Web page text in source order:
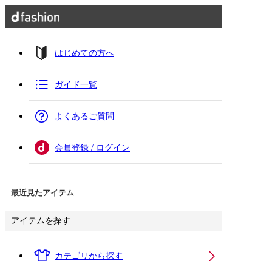
はじめての方へ
ガイド一覧
よくあるご質問
会員登録 / ログイン
最近見たアイテム
アイテムを探す
カテゴリから探す